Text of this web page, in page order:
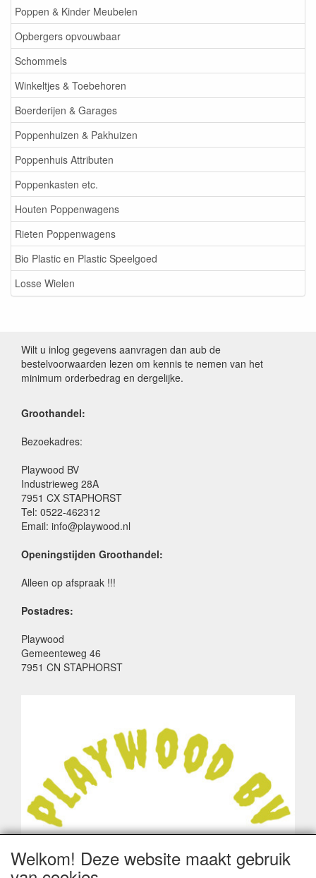
Poppen & Kinder Meubelen
Opbergers opvouwbaar
Schommels
Winkeltjes & Toebehoren
Boerderijen & Garages
Poppenhuizen & Pakhuizen
Poppenhuis Attributen
Poppenkasten etc.
Houten Poppenwagens
Rieten Poppenwagens
Bio Plastic en Plastic Speelgoed
Losse Wielen
Wilt u inlog gegevens aanvragen dan aub de
bestelvoorwaarden lezen om kennis te nemen van het
minimum orderbedrag en dergelijke.
Groothandel:
Bezoekadres:
Playwood BV
Industrieweg 28A
7951 CX STAPHORST
Tel: 0522-462312
Email: info@playwood.nl
Openingstijden Groothandel:
Alleen op afspraak !!!
Postadres:
Playwood
Gemeenteweg 46
7951 CN STAPHORST
Welkom! Deze website maakt gebruik